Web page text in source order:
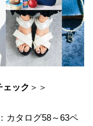
ェック ＞＞
カタログ58～63ペ